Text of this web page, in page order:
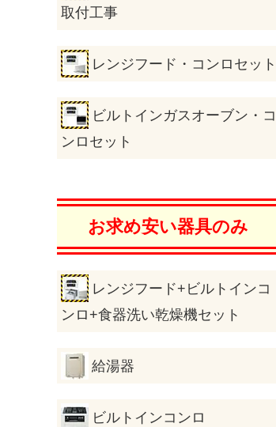
取付工事
レンジフード・コンロセット
ビルトインガスオーブン・コ
ンロセット
お求め安い器具のみ
レンジフード+ビルトインコ
ンロ+食器洗い乾燥機セット
給湯器
ビルトインコンロ